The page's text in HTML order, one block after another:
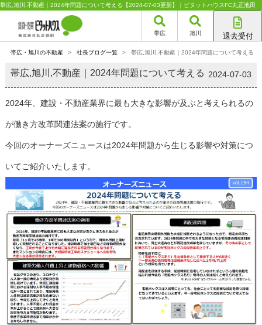
帯広,旭川,不動産｜2024年問題について考える【2024-07-03更新】｜ピタットハウスFC丸正池田
帯広 旭川 退去受付
旭川店
帯広・旭川の不動産 > 社長ブログ一覧 > 帯広,旭川,不動産｜2024年問題について考える
帯広,旭川,不動産｜2024年問題について考える 2024-07-03
2024年、建設・不動産業界に最も大きな影響が及ぶと考えられるの
が働き方改革関連法案の施行です。
今回のオーナーズニュースは2024年問題から生じる影響や対策につ
いてご紹介いたします。